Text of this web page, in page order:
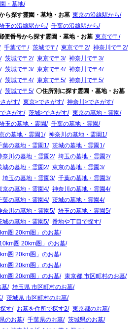
・墓地
ら探す霊園・墓地・お墓 東京の沿線駅から
玉の沿線駅から
千葉の沿線駅から
便番号から探す霊園・墓地・お墓 東京で〒
千葉で〒 茨城で〒 東京で〒2
神奈川で〒2
茨城で〒2 東京で〒3
神奈川で〒3
茨城で〒3 東京で〒4
神奈川で〒4
茨城で〒4 東京で〒5
神奈川で〒5
茨城で〒5
〇住所別に探す霊園・墓地・お墓
がす
東京>でさがす
神奈川>でさがす
さがす 茨城>でさがす
東京の墓地・霊園
玉の墓地・霊園
千葉の墓地・霊園
の墓地・霊園1
神奈川の墓地・霊園1
葉の墓地・霊園1
茨城の墓地・霊園1
奈川の墓地・霊園2
埼玉の墓地・霊園2
城の墓地・霊園2
東京の墓地・霊園3
埼玉の墓地・霊園3
千葉の墓地・霊園3
京の墓地・霊園4
神奈川の墓地・霊園4
葉の墓地・霊園4
茨城の墓地・霊園4
奈川の墓地・霊園5
埼玉の墓地・霊園5
城の墓地・霊園5
番地や丁目で探す
圏 20km圏」のお墓
圏 20km圏」のお墓
圏 20km圏」のお墓
圏 20km圏」のお墓
圏 20km圏」のお墓
東京都 市区町村のお墓
墓
埼玉県 市区町村のお墓
茨城県 市区町村のお墓
す
お墓を住所で探す2
東京都のお墓
のお墓 千葉県のお墓
茨城県のお墓